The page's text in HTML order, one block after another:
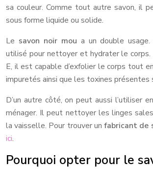
sa couleur. Comme tout autre savon, il
sous forme liquide ou solide.
Le savon noir mou a un double
utilisé pour nettoyer et hydrater le corps.
E, il est capable d’exfolier le corps tout
impuretés ainsi que les toxines présentes
D’un autre côté, on peut aussi l’utiliser
ménager. Il peut nettoyer les linges
la vaisselle. Pour trouver unfabricant de
ici.
Pourquoi opter pour le